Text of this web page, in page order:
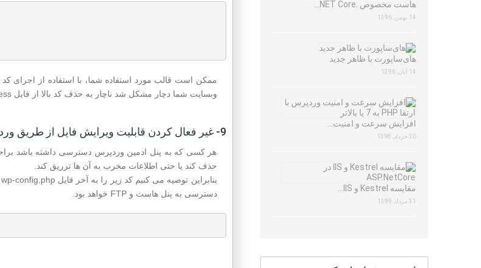
وبسایت شما دچار مشکل شد ناچار به حذف کد بالا از فایل htaccess. هستید.
9- غیر فعال کردن قابلیت ویرایش فایل از طریق وردپرس
هر کسی که به پنل ادمین وردپرس دسترسی داشته باشد
حذف کند یا حتی اطلاعات مخرب به آن ها تزریق کند.
دسترسی به پنل هاست و FTP خواهد بود.
هاست مخصوص .NET Core…
14 بهمن, 1396
های‌ساپورت با ظاهر جدید
14 آبان, 1396
افزایش سرعت و امنیت…
30 خرداد, 1398
مقایسه Kestrel و IIS…
31 مرداد, 1399